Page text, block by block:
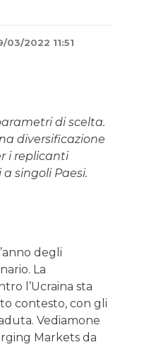
03/2022 11:51
di scelta.
diversificazione
i replicanti
singoli Paesi.
degli
La
l’Ucraina sta
contesto, con gli
Vediamone
Markets da